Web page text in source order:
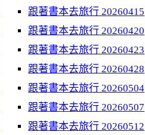
跟著書本去旅行 20260415
跟著書本去旅行 20260420
跟著書本去旅行 20260423
跟著書本去旅行 20260428
跟著書本去旅行 20260504
跟著書本去旅行 20260507
跟著書本去旅行 20260512